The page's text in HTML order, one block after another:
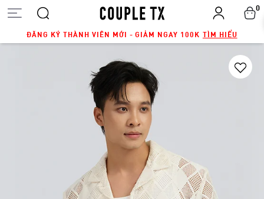
ĐĂNG KÝ THÀNH VIÊN MỚI - GIẢM NGAY 100K TÌM HIỂU
0